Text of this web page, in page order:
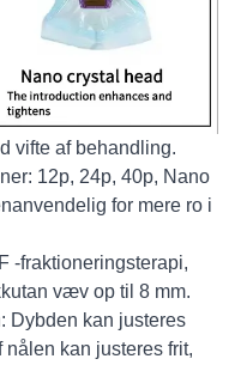
vifte af behandling.
12p, 24p, 40p, Nano
for mere ro i
-fraktioneringsterapi,
væv op til 8 mm.
Dybden kan justeres
nålen kan justeres frit,